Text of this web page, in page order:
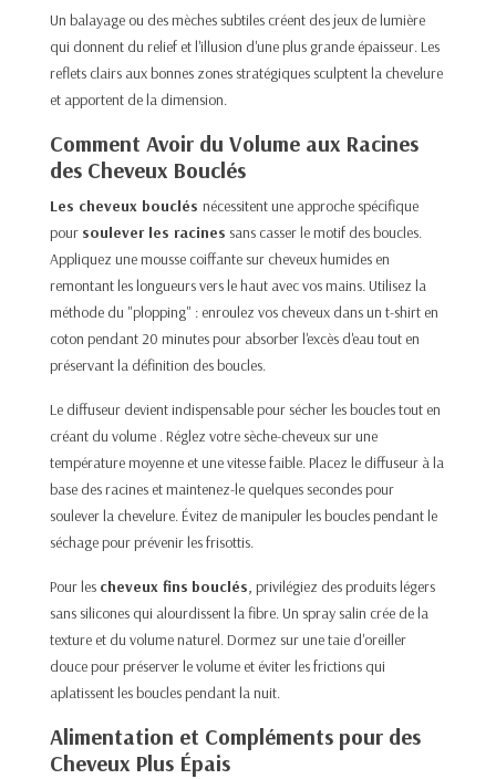
Un balayage ou des mèches subtiles créent des jeux de lumière
qui donnent du relief et l'illusion d'une plus grande épaisseur. Les
reflets clairs aux bonnes zones stratégiques sculptent la chevelure
et apportent de la dimension.
Comment Avoir du Volume aux Racines
des Cheveux Bouclés
Les cheveux bouclés nécessitent une approche spécifique
pour soulever les racines sans casser le motif des boucles.
Appliquez une mousse coiffante sur cheveux humides en
remontant les longueurs vers le haut avec vos mains. Utilisez la
méthode du "plopping" : enroulez vos cheveux dans un t-shirt en
coton pendant 20 minutes pour absorber l'excès d'eau tout en
préservant la définition des boucles.
Le diffuseur devient indispensable pour sécher les boucles tout en
créant du volume . Réglez votre sèche-cheveux sur une
température moyenne et une vitesse faible. Placez le diffuseur à la
base des racines et maintenez-le quelques secondes pour
soulever la chevelure. Évitez de manipuler les boucles pendant le
séchage pour prévenir les frisottis.
Pour les cheveux fins bouclés, privilégiez des produits légers
sans silicones qui alourdissent la fibre. Un spray salin crée de la
texture et du volume naturel. Dormez sur une taie d'oreiller
douce pour préserver le volume et éviter les frictions qui
aplatissent les boucles pendant la nuit.
Alimentation et Compléments pour des
Cheveux Plus Épais